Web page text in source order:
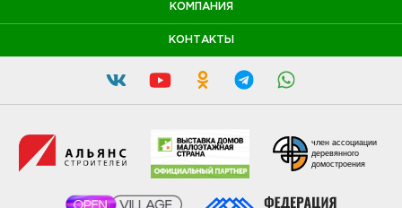
КОМПАНИЯ
КОНТАКТЫ
член ассоциации
деревянного
домостроения